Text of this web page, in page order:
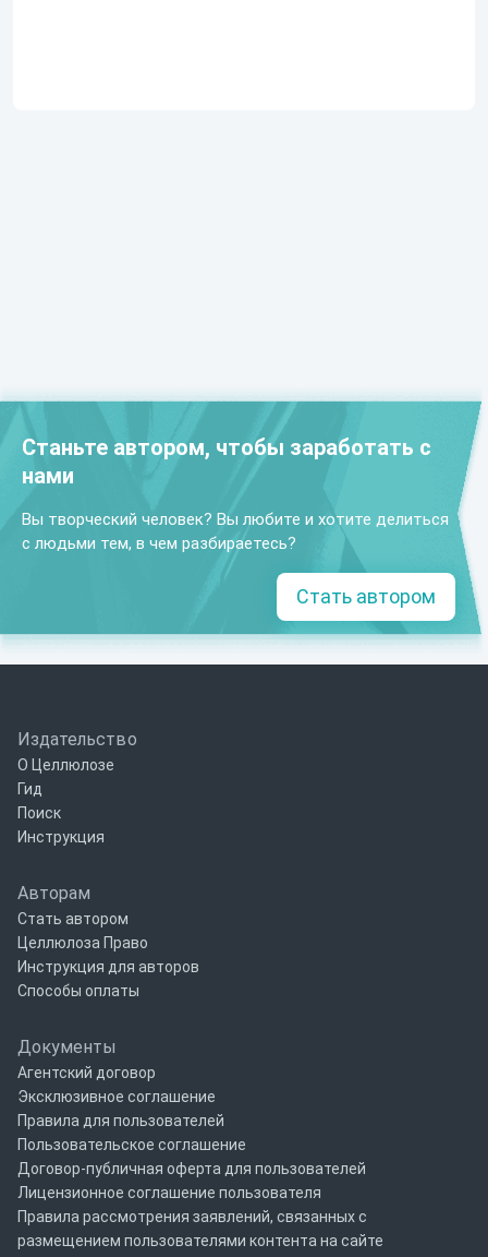
Станьте автором, чтобы заработать с
нами
Вы творческий человек? Вы любите и хотите делиться
с людьми тем, в чем разбираетесь?
Стать автором
Издательство
О Целлюлозе
Гид
Поиск
Инструкция
Авторам
Стать автором
Целлюлоза Право
Инструкция для авторов
Способы оплаты
Документы
Агентский договор
Эксклюзивное соглашение
Правила для пользователей
Пользовательское соглашение
Договор-публичная оферта для пользователей
Лицензионное соглашение пользователя
Правила рассмотрения заявлений, связанных с
размещением пользователями контента на сайте